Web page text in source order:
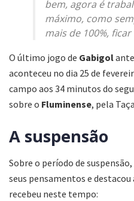
bem, agora é
máximo, como
mais de 100%, ficar
O último jogo de Gabigol
aconteceu no dia 25 de
campo aos 34 minutos do
sobre o Fluminense, pela
A suspensão
Sobre o período de
seus pensamentos e
recebeu neste tempo: